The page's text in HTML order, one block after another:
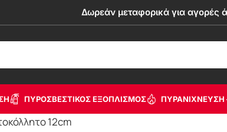
Δωρεάν μεταφορικά για αγορές
ΠΥΡΟΣΒΕΣΤΙΚΟΣ ΕΞΟΠΛΙΣΜΟΣ ΠΥΡΑΝΙΧΝΕΥΣΗ
12cm